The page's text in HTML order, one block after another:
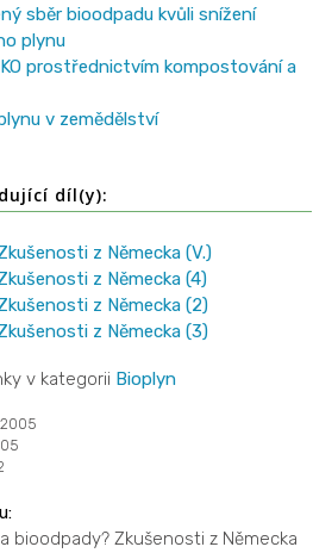
sběr bioodpadu kvůli snížení
plynu
prostřednictvím kompostování a
v zemědělství
díl(y):
z Německa (V.)
z Německa (4)
z Německa (2)
z Německa (3)
v kategorii Bioplyn
bioodpady? Zkušenosti z Německa